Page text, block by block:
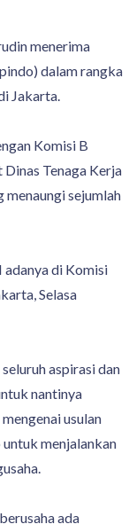
menerima
dalam rangka
Jakarta.
Komisi B
Tenaga Kerja
menaungi sejumlah
adanya di Komisi
Selasa
aspirasi dan
nantinya
usulan
menjalankan
ada